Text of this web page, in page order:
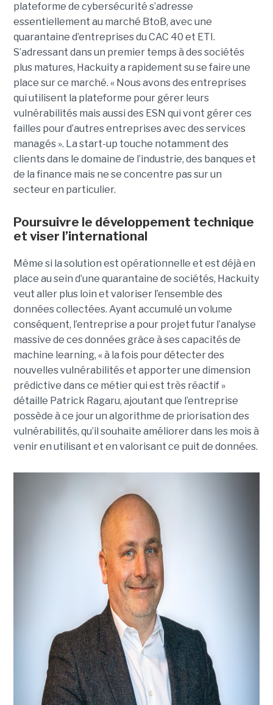
plateforme de cybersécurité s’adresse
essentiellement au marché BtoB, avec une
quarantaine d’entreprises du CAC 40 et ETI.
S’adressant dans un premier temps à des sociétés
plus matures, Hackuity a rapidement su se faire une
place sur ce marché. « Nous avons des entreprises
qui utilisent la plateforme pour gérer leurs
vulnérabilités mais aussi des ESN qui vont gérer ces
failles pour d’autres entreprises avec des services
managés ». La start-up touche notamment des
clients dans le domaine de l’industrie, des banques et
de la finance mais ne se concentre pas sur un
secteur en particulier.
Poursuivre le développement technique
et viser l’international
Même si la solution est opérationnelle et est déjà en
place au sein d’une quarantaine de sociétés, Hackuity
veut aller plus loin et valoriser l’ensemble des
données collectées. Ayant accumulé un volume
conséquent, l’entreprise a pour projet futur l’analyse
massive de ces données grâce à ses capacités de
machine learning, « à la fois pour détecter des
nouvelles vulnérabilités et apporter une dimension
prédictive dans ce métier qui est très réactif »
détaille Patrick Ragaru, ajoutant que l’entreprise
possède à ce jour un algorithme de priorisation des
vulnérabilités, qu’il souhaite améliorer dans les mois à
venir en utilisant et en valorisant ce puit de données.